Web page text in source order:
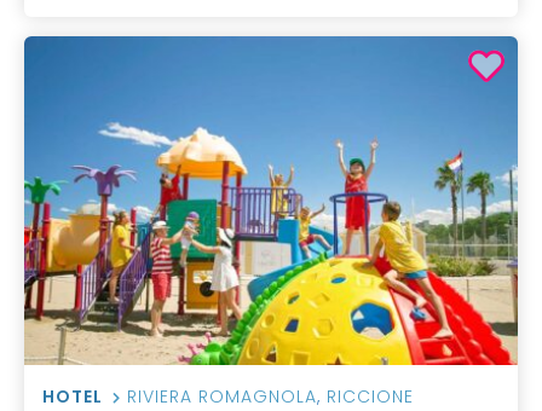
HOTEL RIVIERA ROMAGNOLA, RICCIONE